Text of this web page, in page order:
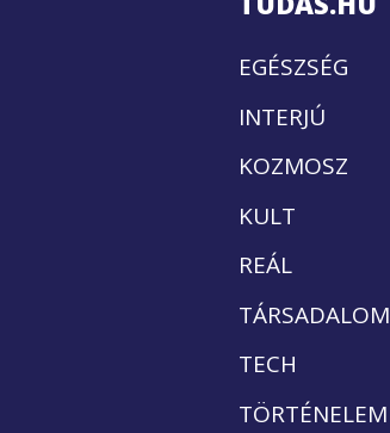
EGÉSZSÉG
INTERJÚ
KOZMOSZ
KULT
REÁL
TÁRSADALOM
TECH
TÖRTÉNELEM